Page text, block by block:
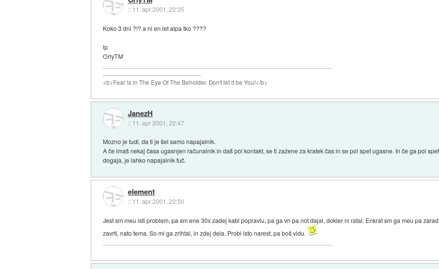
:: 11. apr 2001, 22:35
Koko 3 dni ?!? a ni en let alpa tko ????
lp
OrlyTM
--------------------------------------------------
<b>Fear is in The Eye Of The Beholder. Don't let it be You!</b>
JanezH
:: 11. apr 2001, 22:47
Mozno je tudi, da ti je šel samo napajalnik.
A če imaš nekaj časa ugasnjen računalnik in daš pol kontakt, se ti zažene za kratek čas in se pol spet ugasne. In če ga pol
dogaja, je lahko napajalnik fuč.
element
:: 11. apr 2001, 22:50
Jest sm meu isti problem, pa sm ene 30x zadej kabl popravlu, pa ga vn pa not dajal, dokler ni ratal. Enkrat sm ga meu pa
zavrti, nato tema. So mi ga zrihtal, in zdej dela. Probi isto narest, pa boš vidu.